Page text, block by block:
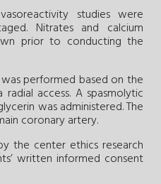
studies were
Nitrates and calcium
prior to conducting the
performed based on the
access. A spasmolytic
was administered. The
coronary artery.
the center ethics research
written informed consent